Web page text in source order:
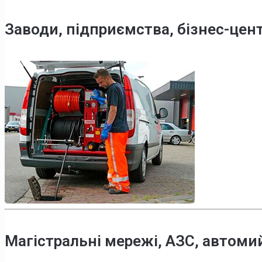
Заводи, підприємства, бізнес-
Магістральні мережі, АЗС,